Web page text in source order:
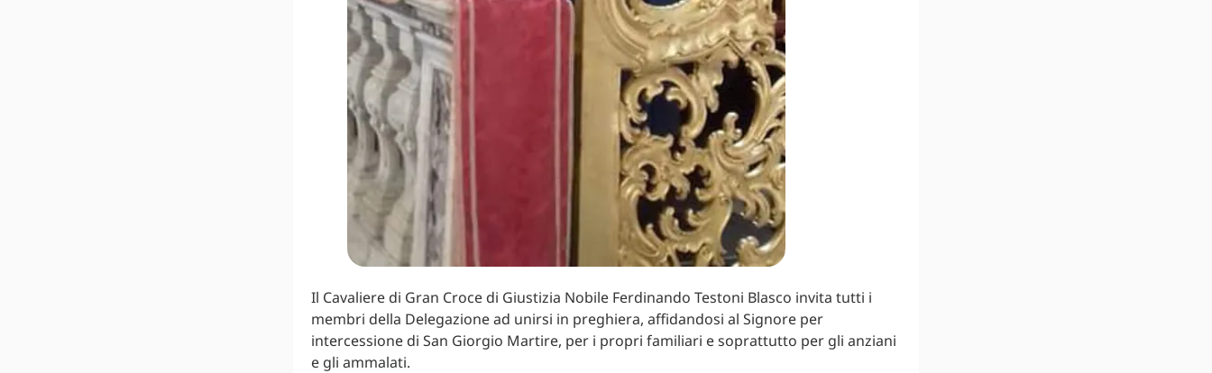
Il Cavaliere di Gran Croce di Giustizia Nobile Ferdinando Testoni Blasco invita tutti i
membri della Delegazione ad unirsi in preghiera, affidandosi al Signore per
intercessione di San Giorgio Martire, per i propri familiari e soprattutto per gli anziani
e gli ammalati.